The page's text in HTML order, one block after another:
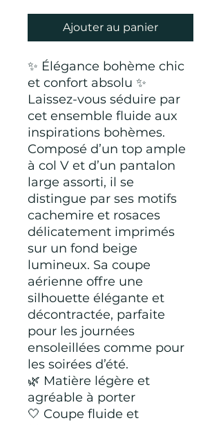
Ajouter au panier
✨ Élégance bohème chic
et confort absolu ✨
Laissez-vous séduire par
cet ensemble fluide aux
inspirations bohèmes.
Composé d’un top ample
à col V et d’un pantalon
large assorti, il se
distingue par ses motifs
cachemire et rosaces
délicatement imprimés
sur un fond beige
lumineux. Sa coupe
aérienne offre une
silhouette élégante et
décontractée, parfaite
pour les journées
ensoleillées comme pour
les soirées d’été.
🌿 Matière légère et
agréable à porter
🤍 Coupe fluide et